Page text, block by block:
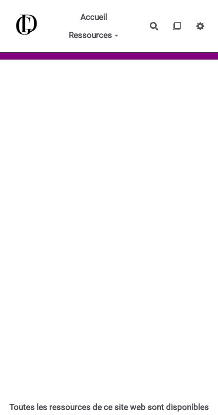
Aller au contenu principal
Accueil
Ressources
Rechercher
Toutes les ressources de ce site web sont disponibles